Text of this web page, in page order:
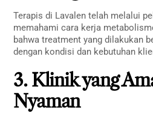
Terapis di Lavalen telah melalui
memahami cara kerja
bahwa treatment yang dilakukan
dengan kondisi dan kebutuhan
3. Klinik yang
Nyaman